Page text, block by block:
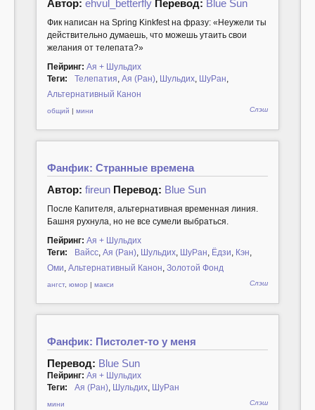
Автор: ehvul_betterfly Перевод: Blue Sun
Фик написан на Spring Kinkfest на фразу: «Неужели ты
действительно думаешь, что можешь утаить свои
желания от телепата?»
Пейринг: Ая + Шульдих
Теги:
Телепатия Ая (Ран) Шульдих ШуРан
Альтернативный Канон
общий | мини Слэш
Фанфик: Странные времена
Автор: fireun Перевод: Blue Sun
После Капителя, альтернативная временная линия.
Башня рухнула, но не все сумели выбраться.
Пейринг: Ая + Шульдих
Теги:
Вайсс Ая (Ран) Шульдих ШуРан Ёдзи Кэн
Оми Альтернативный Канон Золотой Фонд
ангст, юмор | макси Слэш
Фанфик: Пистолет-то у меня
Перевод: Blue Sun
Пейринг: Ая + Шульдих
Теги:
Ая (Ран) Шульдих ШуРан
мини Слэш